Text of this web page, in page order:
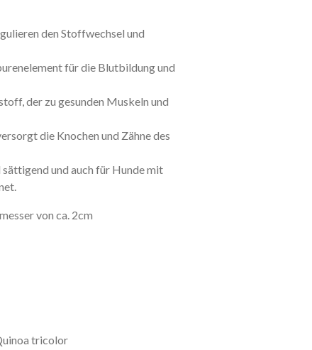
den Stoffwechsel und
für die Blutbildung und
der zu gesunden Muskeln und
die Knochen und Zähne des
und auch für Hunde mit
von ca. 2cm
tricolor